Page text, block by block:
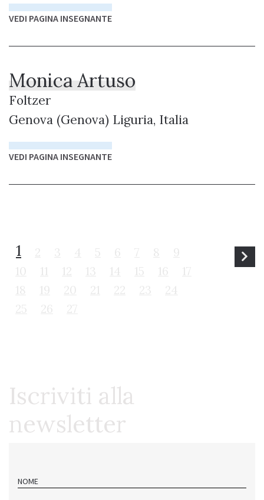
VEDI PAGINA INSEGNANTE
Monica Artuso
Foltzer
Genova (Genova) Liguria, Italia
VEDI PAGINA INSEGNANTE
1
Iscriviti alla
newsletter
NOME